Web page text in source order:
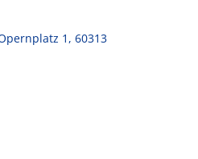
1, 60313